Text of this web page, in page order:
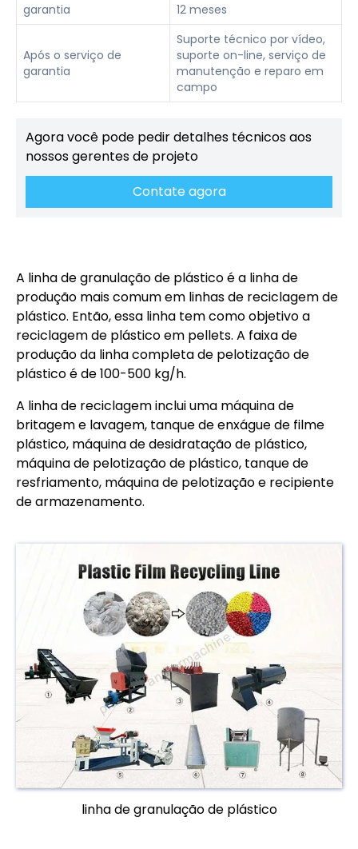
garantia 12 meses
Após o serviço de
garantia
Suporte técnico por vídeo,
suporte on-line, serviço de
manutenção e reparo em
campo
Agora você pode pedir detalhes técnicos aos
nossos gerentes de projeto
Contate agora
A linha de granulação de plástico é a linha de
produção mais comum em linhas de reciclagem de
plástico. Então, essa linha tem como objetivo a
reciclagem de plástico em pellets. A faixa de
produção da linha completa de pelotização de
plástico é de 100-500 kg/h.
A linha de reciclagem inclui uma máquina de
britagem e lavagem, tanque de enxágue de filme
plástico, máquina de desidratação de plástico,
máquina de pelotização de plástico, tanque de
resfriamento, máquina de pelotização e recipiente
de armazenamento.
linha de granulação de plástico